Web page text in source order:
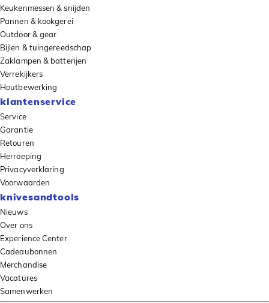
Keukenmessen & snijden
Pannen & kookgerei
Outdoor & gear
Bijlen & tuingereedschap
Zaklampen & batterijen
Verrekijkers
Houtbewerking
klantenservice
Service
Garantie
Retouren
Herroeping
Privacyverklaring
Voorwaarden
knivesandtools
Nieuws
Over ons
Experience Center
Cadeaubonnen
Merchandise
Vacatures
Samenwerken